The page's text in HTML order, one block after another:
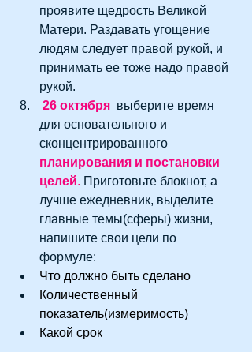
проявите щедрость Великой
Матери. Раздавать угощение
людям следует правой рукой, и
принимать ее тоже надо правой
рукой.
26 октября
  выберите время
для основательного и
сконцентрированного
планирования и постановки
целей. Приготовьте блокнот, а
лучше ежедневник, выделите
главные темы(сферы) жизни,
напишите свои цели по
формуле:
Что должно быть сделано
Количественный
показатель(измеримость)
Какой срок